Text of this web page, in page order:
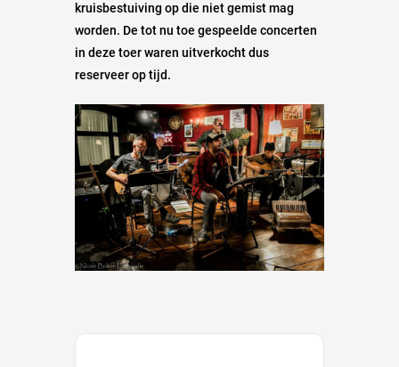
kruisbestuiving op die niet gemist mag
worden. De tot nu toe gespeelde concerten
in deze toer waren uitverkocht dus
reserveer op tijd.